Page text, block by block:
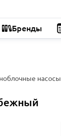
Бренды
насосы